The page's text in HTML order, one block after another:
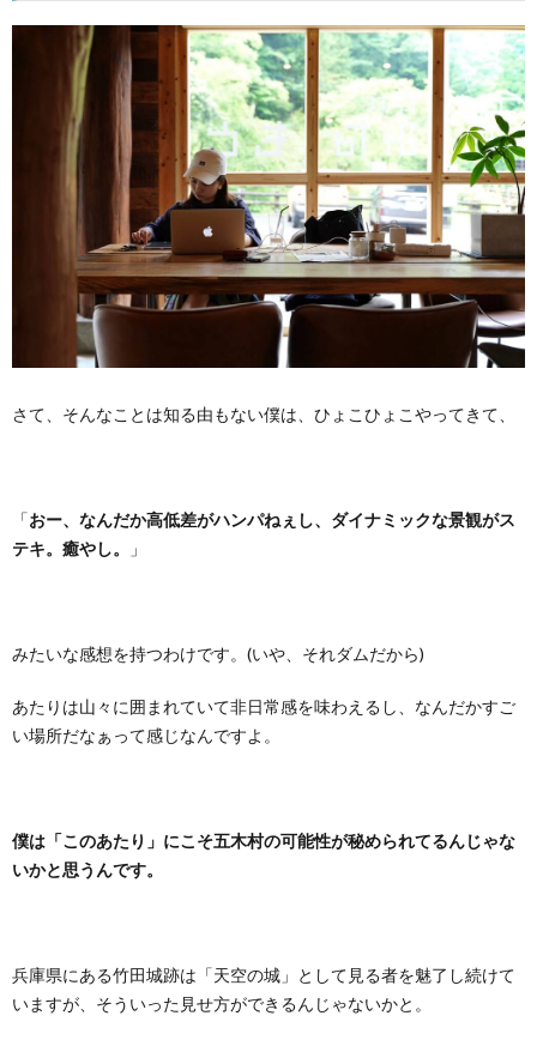
さて、そんなことは知る由もない僕は、ひょこひょこやってきて、
「おー、なんだか高低差がハンパねぇし、ダイナミックな景観がス
テキ。癒やし。
」
みたいな感想を持つわけです。(いや、それダムだから)
あたりは山々に囲まれていて非日常感を味わえるし、なんだかすご
い場所だなぁって感じなんですよ。
僕は「このあたり」にこそ五木村の可能性が秘められてるんじゃな
いかと思うんです。
兵庫県にある竹田城跡は「天空の城」として見る者を魅了し続けて
いますが、そういった見せ方ができるんじゃないかと。